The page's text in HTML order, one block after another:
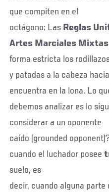
que compiten en el
octágono: Las Reglas
Artes Marciales Mixtas
forma estricta los
y patadas a la cabeza
encuentra en la lona. Lo
debemos analizar es lo
considerar a un oponente
caído (grounded
cuando el luchador posee
suelo, es
decir, cuando alguna